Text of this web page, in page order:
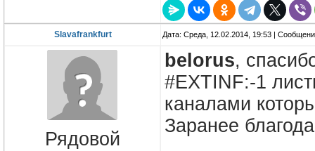
Slavafrankfurt Дата: Среда, 12.02.2014, 19:53 |
Рядовой
belorus,
#EXTINF:-1
каналами
Заранее